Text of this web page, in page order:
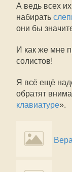
А ведь всех
набирать
они бы
И как же мне
солистов!
Я всё ещё
обратят
клавиатуре».